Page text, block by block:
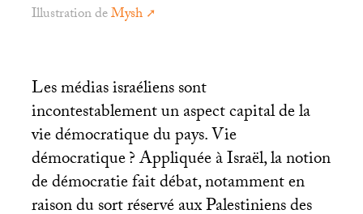
Illustration deMysh
Les médias israéliens sont
incontestablement un aspect capital de la
vie démocratique du pays. Vie
démocratique? Appliquée à Israël, la notion
de démocratie fait débat, notamment en
raison du sort réservé aux Palestiniens des